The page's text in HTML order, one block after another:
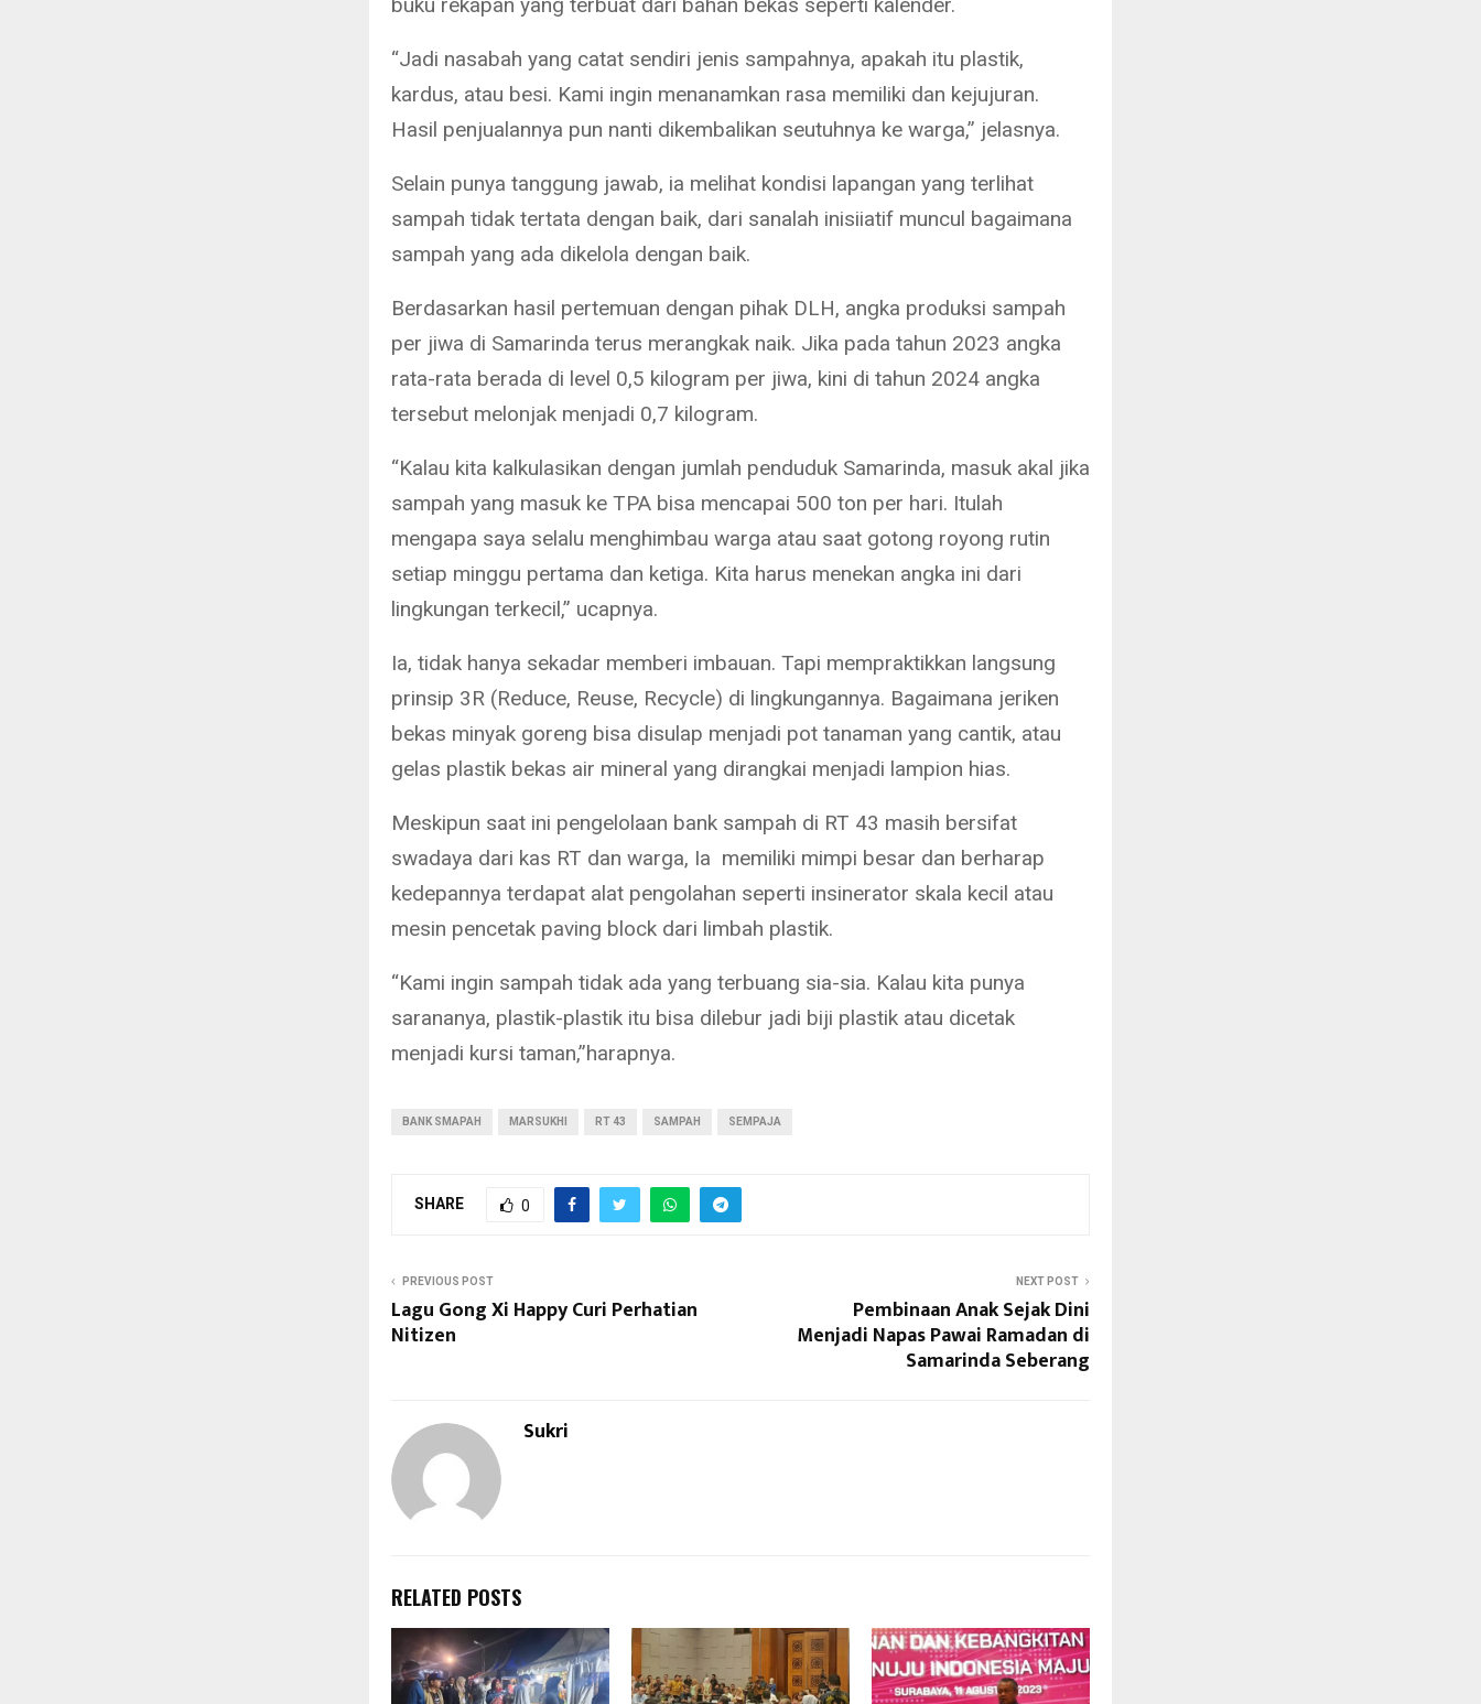
buku rekapan yang terbuat dari bahan bekas seperti kalender.
“Jadi nasabah yang catat sendiri jenis sampahnya, apakah itu plastik,
kardus, atau besi. Kami ingin menanamkan rasa memiliki dan kejujuran.
Hasil penjualannya pun nanti dikembalikan seutuhnya ke warga,” jelasnya.
Selain punya tanggung jawab, ia melihat kondisi lapangan yang terlihat
sampah tidak tertata dengan baik, dari sanalah inisiiatif muncul bagaimana
sampah yang ada dikelola dengan baik.
Berdasarkan hasil pertemuan dengan pihak DLH, angka produksi sampah
per jiwa di Samarinda terus merangkak naik. Jika pada tahun 2023 angka
rata-rata berada di level 0,5 kilogram per jiwa, kini di tahun 2024 angka
tersebut melonjak menjadi 0,7 kilogram.
“Kalau kita kalkulasikan dengan jumlah penduduk Samarinda, masuk akal jika
sampah yang masuk ke TPA bisa mencapai 500 ton per hari. Itulah
mengapa saya selalu menghimbau warga atau saat gotong royong rutin
setiap minggu pertama dan ketiga. Kita harus menekan angka ini dari
lingkungan terkecil,” ucapnya.
Ia, tidak hanya sekadar memberi imbauan. Tapi mempraktikkan langsung
prinsip 3R (Reduce, Reuse, Recycle) di lingkungannya. Bagaimana jeriken
bekas minyak goreng bisa disulap menjadi pot tanaman yang cantik, atau
gelas plastik bekas air mineral yang dirangkai menjadi lampion hias.
Meskipun saat ini pengelolaan bank sampah di RT 43 masih bersifat
swadaya dari kas RT dan warga, Ia memiliki mimpi besar dan berharap
kedepannya terdapat alat pengolahan seperti insinerator skala kecil atau
mesin pencetak paving block dari limbah plastik.
“Kami ingin sampah tidak ada yang terbuang sia-sia. Kalau kita punya
sarananya, plastik-plastik itu bisa dilebur jadi biji plastik atau dicetak
menjadi kursi taman,”harapnya.
BANK SMAPAH MARSUKHI RT 43 SAMPAH SEMPAJA
SHARE 0
PREVIOUS POST
Lagu Gong Xi Happy Curi Perhatian
Nitizen
NEXT POST
Pembinaan Anak Sejak Dini
Menjadi Napas Pawai Ramadan di
Samarinda Seberang
Sukri
RELATED POSTS